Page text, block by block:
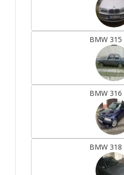
BMW 315
BMW 316
BMW 318